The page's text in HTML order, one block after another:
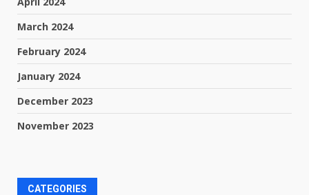
March 2024
February 2024
January 2024
December 2023
November 2023
CATEGORIES